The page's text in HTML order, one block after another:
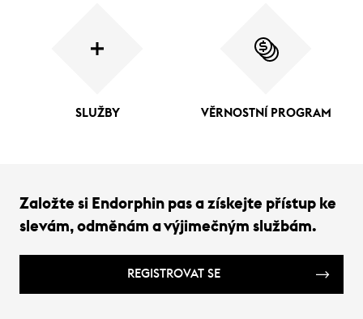
SLUŽBY VĚRNOSTNÍ PROGRAM
Založte si Endorphin pas a získejte přístup ke
slevám, odměnám a výjimečným službám.
REGISTROVAT SE